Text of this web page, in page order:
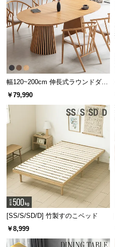
保
証
つ
い
て
会
に
つ
い
て
幅120~200cm 伸長式ラウンドダイ
ニングテーブル 6人掛け 天然木突
￥79,990
[SS/S/SD/D] 竹製すのこベッド
￥8,999